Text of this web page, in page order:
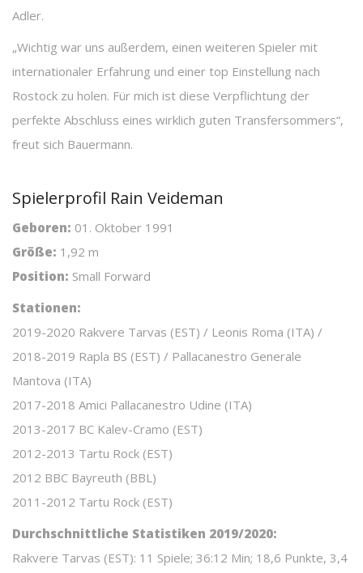
Adler.
„Wichtig war uns außerdem, einen weiteren Spieler mit
internationaler Erfahrung und einer top Einstellung nach
Rostock zu holen. Für mich ist diese Verpflichtung der
perfekte Abschluss eines wirklich guten Transfersommers“,
freut sich Bauermann.
Spielerprofil Rain Veideman
Geboren: 01. Oktober 1991
Größe: 1,92 m
Position: Small Forward
Stationen:
2019-2020 Rakvere Tarvas (EST) / Leonis Roma (ITA) /
2018-2019 Rapla BS (EST) / Pallacanestro Generale
Mantova (ITA)
2017-2018 Amici Pallacanestro Udine (ITA)
2013-2017 BC Kalev-Cramo (EST)
2012-2013 Tartu Rock (EST)
2012 BBC Bayreuth (BBL)
2011-2012 Tartu Rock (EST)
Durchschnittliche Statistiken 2019/2020:
Rakvere Tarvas (EST): 11 Spiele; 36:12 Min; 18,6 Punkte, 3,4